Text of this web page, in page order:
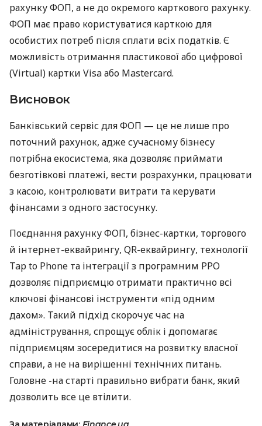
рахунку ФОП, а не до окремого карткового рахунку.
ФОП має право користуватися карткою для
особистих потреб після сплати всіх податків. Є
можливість отримання пластикової або цифрової
(Virtual) картки Visa або Mastercard.
Висновок
Банківський сервіс для ФОП — це не лише про
поточний рахунок, адже сучасному бізнесу
потрібна екосистема, яка дозволяє приймати
безготівкові платежі, вести розрахунки, працювати
з касою, контролювати витрати та керувати
фінансами з одного застосунку.
Поєднання рахунку ФОП, бізнес-картки, торгового
й інтернет-еквайрингу, QR-еквайрингу, технології
Tap to Phone та інтеграції з програмним РРО
дозволяє підприємцю отримати практично всі
ключові фінансові інструменти «під одним
дахом». Такий підхід скорочує час на
адміністрування, спрощує облік і допомагає
підприємцям зосередитися на розвитку власної
справи, а не на вирішенні технічних питань.
Головне -на старті правильно вибрати банк, який
дозволить все це втілити.